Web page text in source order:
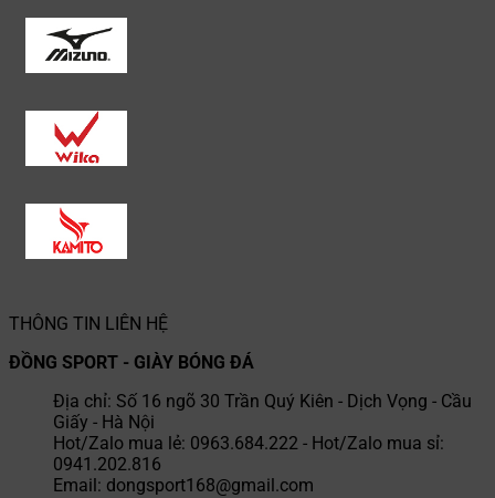
THÔNG TIN LIÊN HỆ
ĐỒNG SPORT - GIÀY BÓNG ĐÁ
Địa chỉ: Số 16 ngõ 30 Trần Quý Kiên - Dịch Vọng - Cầu
Giấy - Hà Nội
Hot/Zalo mua lẻ: 0963.684.222 - Hot/Zalo mua sỉ:
0941.202.816
Email: dongsport168@gmail.com